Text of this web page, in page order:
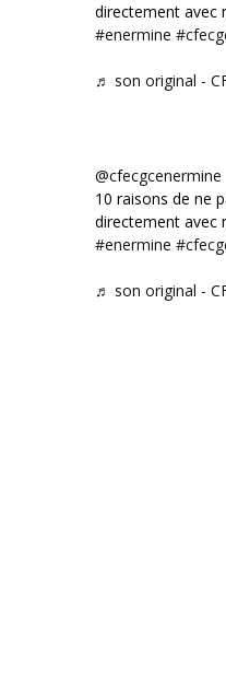
directement avec
#enermine
♬ son original -
@cfecgcenermine
10 raisons de ne
directement avec
#enermine
♬ son original -